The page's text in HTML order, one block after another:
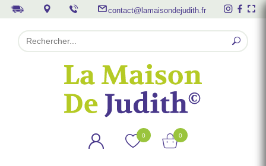
contact@lamaisondejudith.fr
0 0